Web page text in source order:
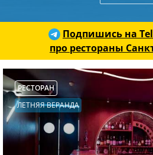
Подпишись на
про рестораны
РЕСТОРАН
ЛЕТНЯЯ ВЕРАНДА